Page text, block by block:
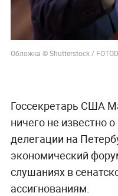
Обложка © Shutterstock /
Госсекретарь США
ничего не известно
делегации на
экономический
слушаниях в
ассигнованиям.